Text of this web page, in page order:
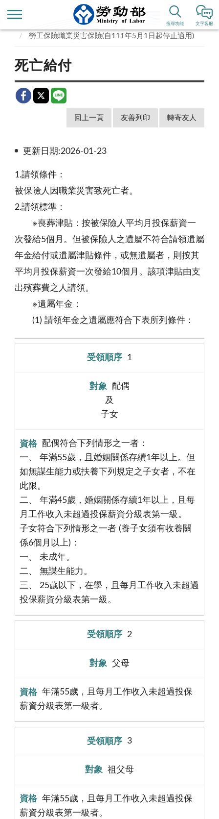
文字客服
搜尋功能
業務專區 勞動保險
勞工職業災害保險
勞工保險職業災害保險(自111年5月1日起停止適用)
死亡給付
回上一頁 友善列印 轉寄友人
更新日期:2026-01-23
1.請領條件：
被保險人因職業災害致死亡者。
2.請領標準：
※喪葬津貼：按被保險人平均月投保薪資一
次發給5個月。但被保險人之遺屬不符合請領遺屬
年金給付或遺屬津貼條件，或無遺屬者，則按其
平均月投保薪資一次發給10個月。該項津貼由支
出殯葬費之人請領。
※遺屬年金：
(1) 請領年金之遺屬應符合下表所列條件：
1
配偶
及
子女
配偶符合下列情形之一者：
一、 年滿55歲，且婚姻關係存續1年以上。但
如無謀生能力或扶養下列規定之子女者，不在
此限。
二、 年滿45歲，婚姻關係存續1年以上，且每
月工作收入未超過投保薪資分級表第一級。
子女符合下列情形之一者 (養子女須有收養關
係6個月以上)：
一、 未成年。
二、 無謀生能力。
三、 25歲以下，在學，且每月工作收入未超過
投保薪資分級表第一級。
2
父母
年滿55歲，且每月工作收入未超過投保
薪資分級表第一級者。
3
祖父母
年滿55歲，且每月工作收入未超過投保
薪資分級表第一級者。